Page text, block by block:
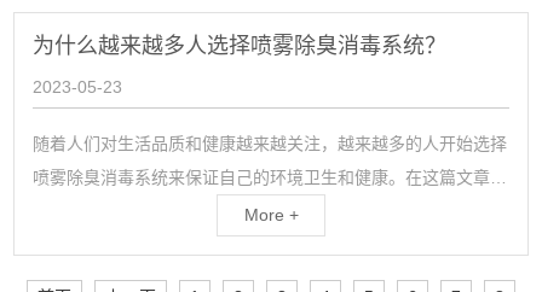
源。适用于户外加湿器。2、髙压雾化喷雾器颗拉偏细，可用...
为什么越来越多人选择喷雾除臭消毒系统？
2023-05-23
随着人们对生活品质和健康越来越关注，越来越多的人开始选择
喷雾除臭消毒系统来保证自己的环境卫生和健康。在这篇文章
中，我们将探讨为什么越来越多人选择喷雾除臭消毒系统的原
家庭、公共场所还是商业场所，都面临着空气污...
More +